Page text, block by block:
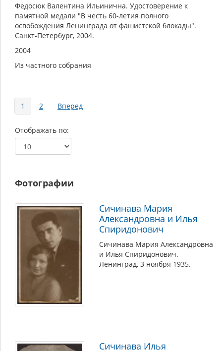
Федосюк Валентина Ильинична. Удостоверение к
памятной медали "В честь 60-летия полного
освобождения Ленинграда от фашистской блокады".
Санкт-Петербург, 2004.
2004
Из частного собрания
Страницы
1 2 Вперед
Отображать по
Фотографии
Сичинава Мария
Александровна и Илья
Спиридонович
Сичинава Мария Александровна
и Илья Спиридонович.
Ленинград, 3 ноября 1935.
Сичинава Илья